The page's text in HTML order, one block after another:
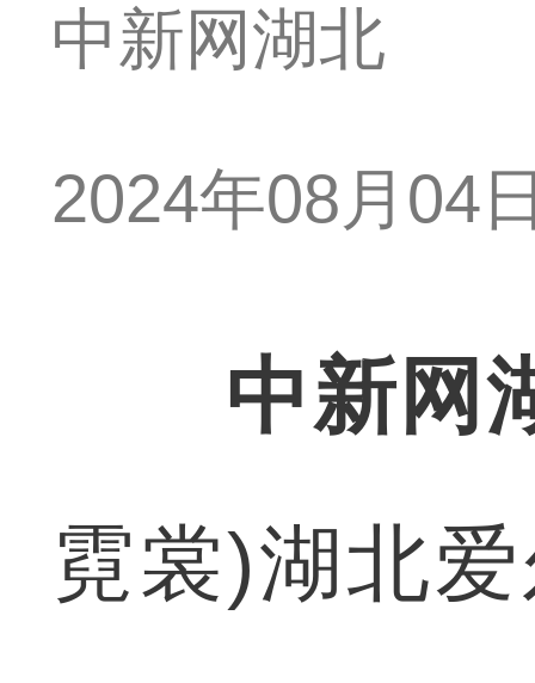
中新网湖北
2024年08月04
中新网
霓裳)湖北